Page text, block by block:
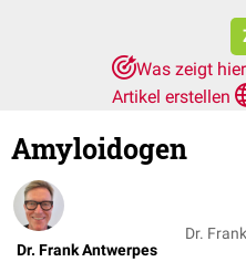
Was zeigt
Artikel erstellen
Amyloidogen
Dr. Frank Antwerpes
Dr.